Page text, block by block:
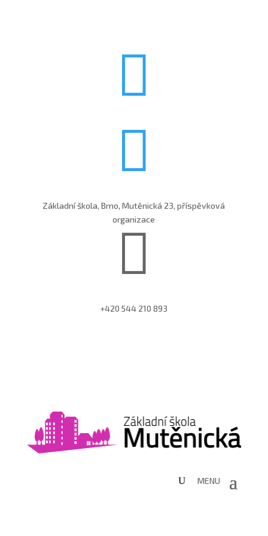


Základní škola, Brno, Mutěnická 23, příspěvková
organizace

+420 544 210 893